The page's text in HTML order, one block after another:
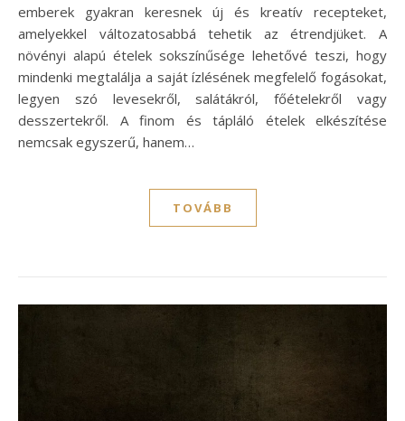
emberek gyakran keresnek új és kreatív recepteket,
amelyekkel változatosabbá tehetik az étrendjüket. A
növényi alapú ételek sokszínűsége lehetővé teszi, hogy
mindenki megtalálja a saját ízlésének megfelelő fogásokat,
legyen szó levesekről, salátákról, főételekről vagy
desszertekről. A finom és tápláló ételek elkészítése
nemcsak egyszerű, hanem…
TOVÁBB